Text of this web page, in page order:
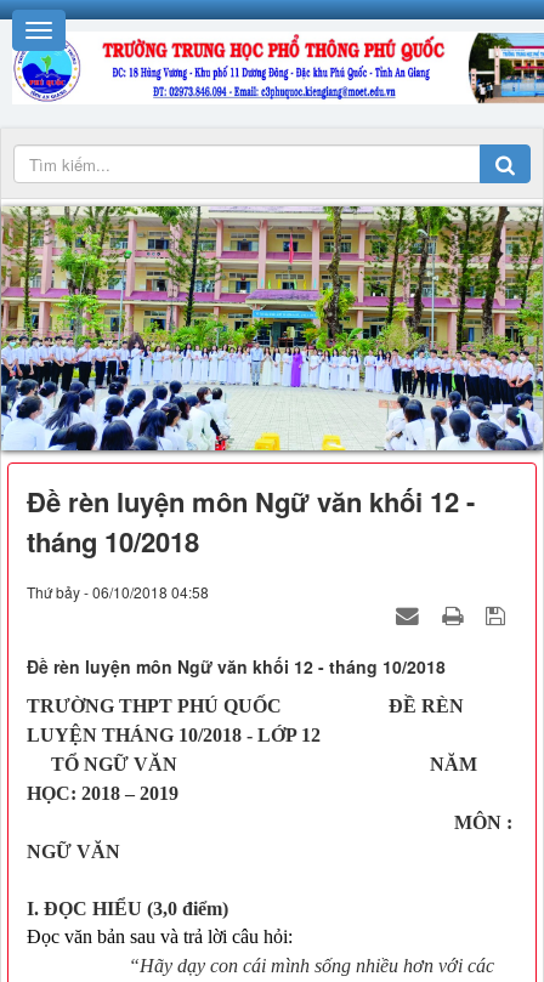
Đề rèn luyện môn Ngữ văn khối 12 -
tháng 10/2018
Thứ bảy - 06/10/2018 04:58
Đề rèn luyện môn Ngữ văn khối 12 - tháng 10/2018
TRƯỜNG THPT PHÚ QUỐC ĐỀ RÈN
LUYỆN THÁNG 10/2018 - LỚP 12
TỔ NGỮ VĂN NĂM
HỌC: 2018 – 2019
MÔN :
NGỮ VĂN
I. ĐỌC HIỂU (3,0 điểm)
Đọc văn bản sau và trả lời câu hỏi:
“Hãy dạy con cái mình sống nhiều hơn với các